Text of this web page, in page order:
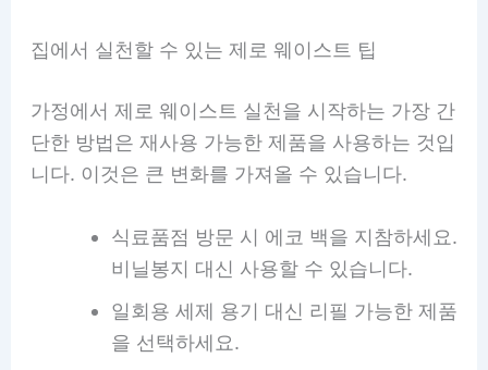
집에서 실천할 수 있는 제로 웨이스트 팁
가정에서 제로 웨이스트 실천을 시작하는 가장 간
단한 방법은 재사용 가능한 제품을 사용하는 것입
니다. 이것은 큰 변화를 가져올 수 있습니다.
식료품점 방문 시 에코 백을 지참하세요.
비닐봉지 대신 사용할 수 있습니다.
일회용 세제 용기 대신 리필 가능한 제품
을 선택하세요.